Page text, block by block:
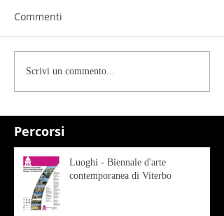
Percorsi
Commenti
Scrivi un commento...
Luoghi - Biennale d'arte
contemporanea di Viterbo